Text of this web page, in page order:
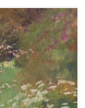
sur toile. Signée,